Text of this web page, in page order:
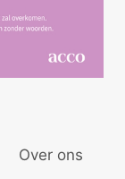
Over ons